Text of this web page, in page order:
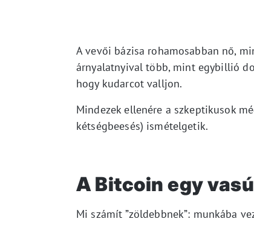
A vevői bázisa rohamosabban nő,
árnyalatnyival több, mint egybillió
hogy kudarcot valljon.
Mindezek ellenére a szkeptikusok
kétségbeesés) ismételgetik.
A Bitcoin egy
Mi számít ”zöldebbnek”: munkába